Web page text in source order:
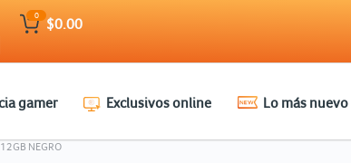
0
$0.00
gamer Exclusivos online Lo más nuevo
NEGRO
Postal